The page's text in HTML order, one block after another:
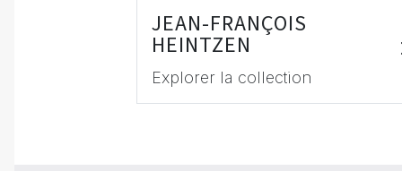
JEAN-FRANÇOIS
HEINTZEN
Explorer la collection